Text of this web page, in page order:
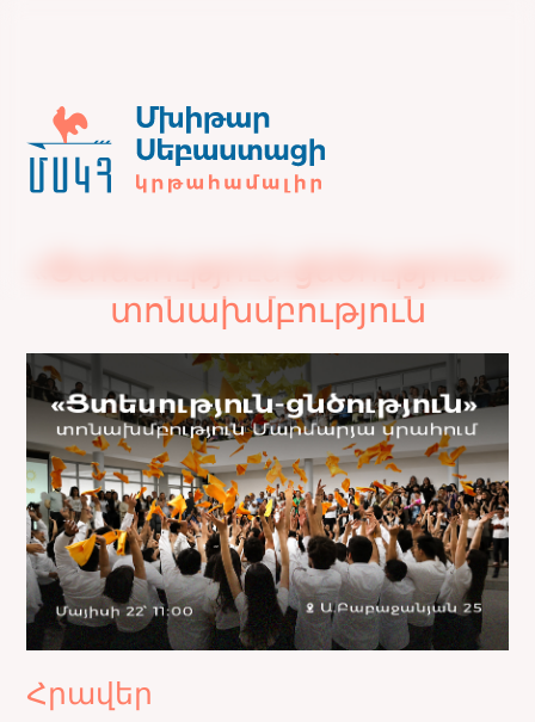
«Ցտեսություն-ցնծություն»
տոնախմբություն
Հրավեր